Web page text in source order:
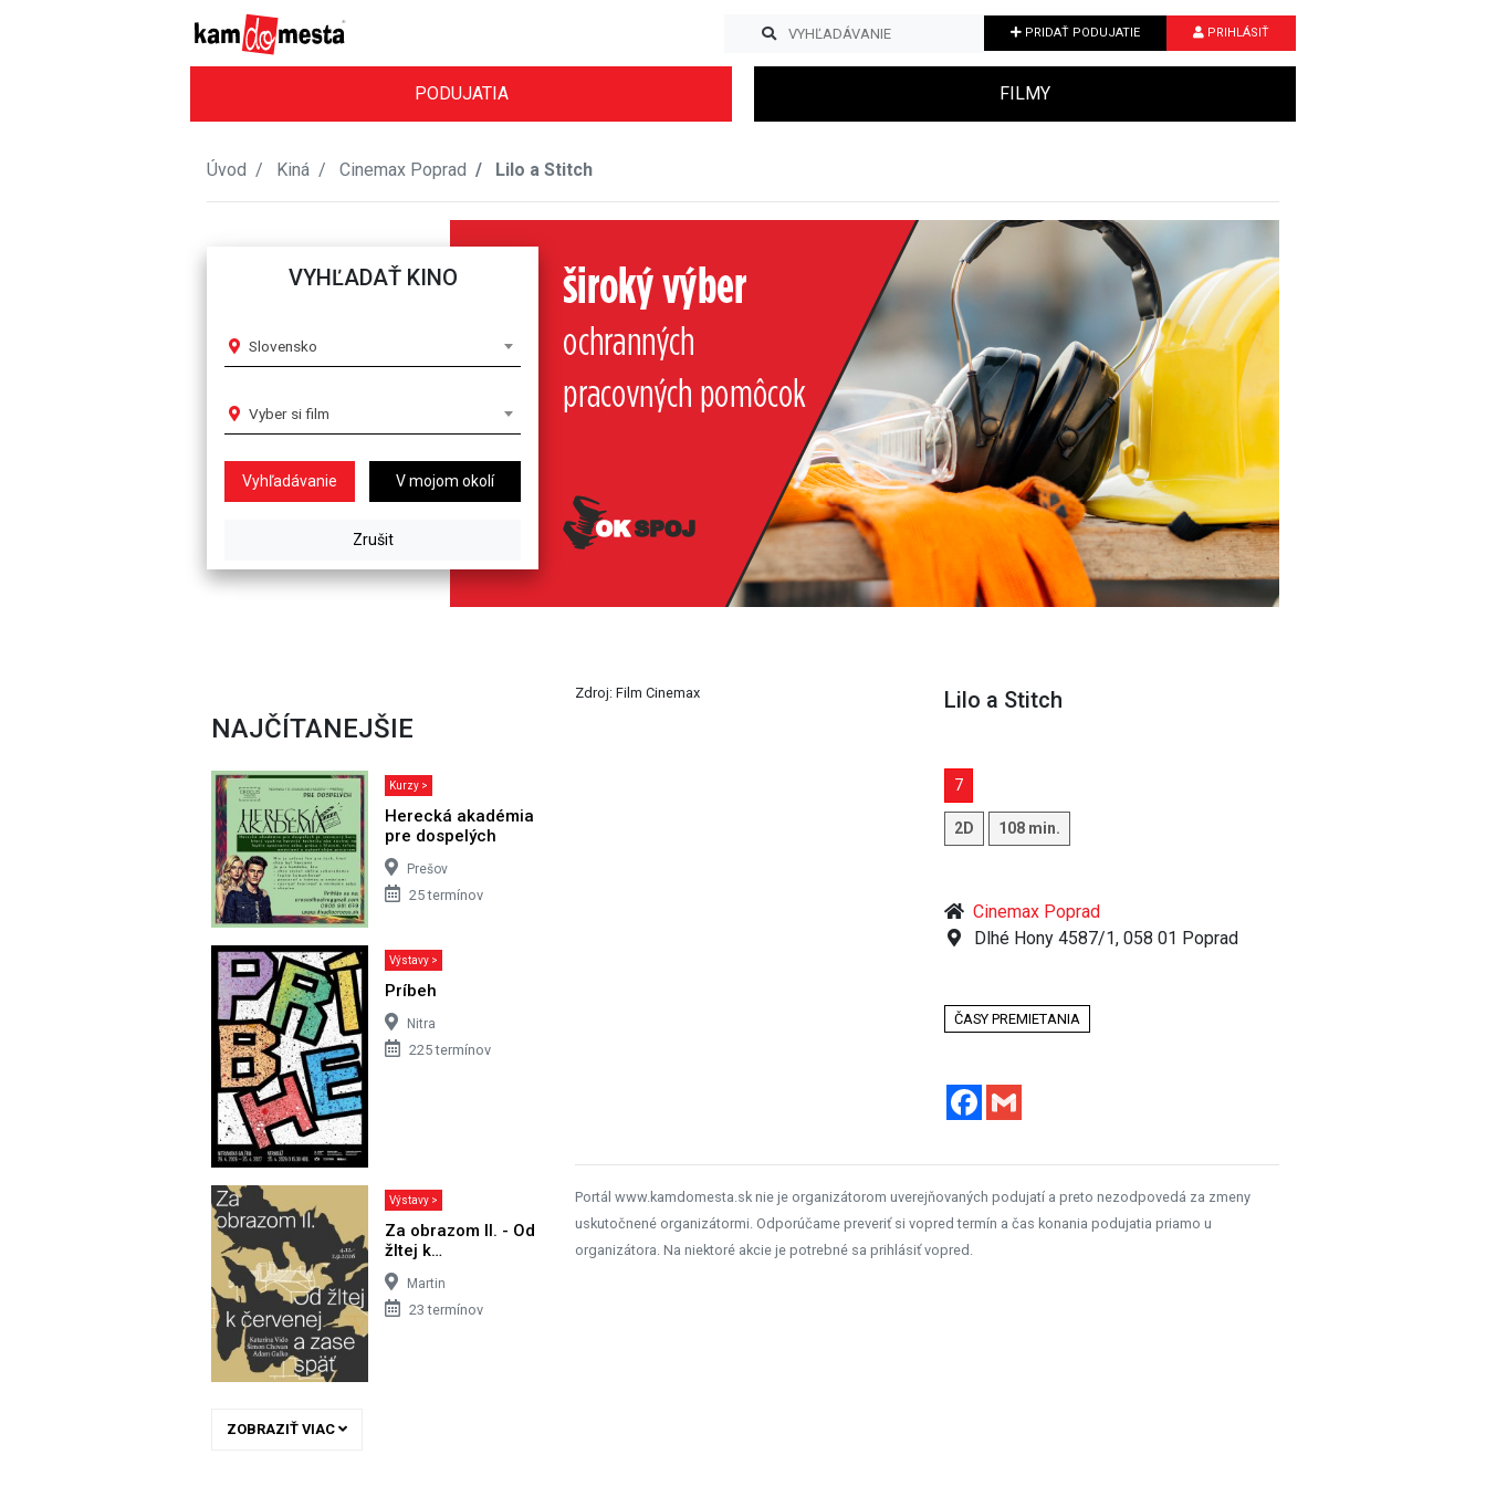
PRIDAŤ PODUJATIE PRIHLÁSIŤ
PODUJATIA FILMY
Úvod Kiná Cinemax Poprad Lilo a Stitch
VYHĽADAŤ KINO
Slovensko
Vyber si film
V mojom okolí
Next
NAJČÍTANEJŠIE
Kurzy >
Herecká akadémia
pre dospelých
Prešov
25 termínov
Výstavy >
Príbeh
Nitra
225 termínov
Výstavy >
Za obrazom II. - Od
žltej k…
Martin
23 termínov
ZOBRAZIŤ VIAC
Zdroj: Film Cinemax Lilo a Stitch
7
2D 108 min.
Cinemax Poprad
Dlhé Hony 4587/1, 058 01 Poprad
ČASY PREMIETANIA
Facebook
Portál www.kamdomesta.sk nie je organizátorom uverejňovaných podujatí a preto nezodpovedá za zmeny
uskutočnené organizátormi. Odporúčame preveriť si vopred termín a čas konania podujatia priamo u
organizátora. Na niektoré akcie je potrebné sa prihlásiť vopred.